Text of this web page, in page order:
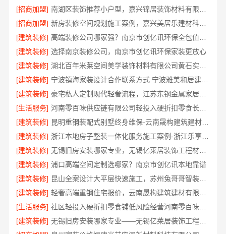
[招商加盟]
[招商加盟]
新房装修空间规划施工案例，嘉兴美居乐建材科技有限公司
[建筑装修]
[建筑装修] 选择南京装修公司，南京市创亿讯环保家装更放心
[建筑装修]
[建筑装修]
宁波镇海家装设计合作联系方式 宁波雅美和居建材科技有限公司
[建筑装修]
[生活服务]
河南零百味供应链有限公司轻投入硬折扣零食长久经营
[建筑装修]
昆明重钢装配式别墅终身维保-云南晟构建筑建材有限公司
[建筑装修]
浙江本地房子整装一体化服务施工案例-浙江乐享新材料有限公司
[建筑装修]
无锡旧房安装哪家专业，无锡亿莱居装饰工程材料有限公司
[建筑装修] 浦口高端空间定制选哪家？南京市创亿讯本地靠谱
[建筑装修]
昆山全案设计大平层快速施工，苏州兔哥哥智装新材料有限公司
[建筑装修]
[生活服务]
社区轻投入硬折扣零食铺低风险经营河南零百味供应链有限公司
[建筑装修]
无锡旧房安装哪家专业——无锡亿莱居装饰工程材料有限公司